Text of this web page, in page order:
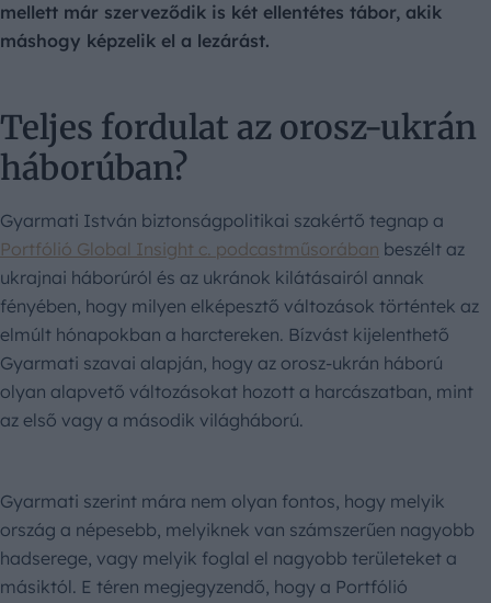
mellett már szerveződik is két ellentétes tábor, akik
máshogy képzelik el a lezárást.
Teljes fordulat az orosz-ukrán
háborúban?
Gyarmati István biztonságpolitikai szakértő tegnap a
Portfólió Global Insight c. podcastműsorában beszélt az
ukrajnai háborúról és az ukránok kilátásairól annak
fényében, hogy milyen elképesztő változások történtek az
elmúlt hónapokban a harctereken. Bízvást kijelenthető
Gyarmati szavai alapján, hogy az orosz-ukrán háború
olyan alapvető változásokat hozott a harcászatban, mint
az első vagy a második világháború.
Gyarmati szerint mára nem olyan fontos, hogy melyik
ország a népesebb, melyiknek van számszerűen nagyobb
hadserege, vagy melyik foglal el nagyobb területeket a
másiktól. E téren megjegyzendő, hogy a Portfólió